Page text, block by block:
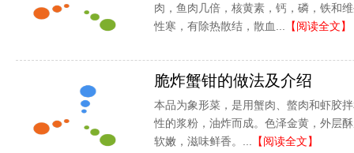
肉，鱼肉几倍，核黄素，钙，磷，铁和
性寒，有除热散结，散血...
【阅读全文】
脆炸蟹钳的做法及介绍
本品为象形菜，是用蟹肉、螫肉和虾胶
性的浆粉，油炸而成。色泽金黄，外层
软嫩，滋味鲜香。...
【阅读全文】